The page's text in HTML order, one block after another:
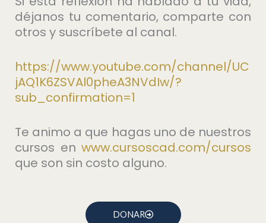
déjanos tu comentario, comparte con
otros y suscríbete al canal.
https://www.youtube.com/channel/UC
jAQ1K6ZSVAl0pheA3NVdIw/?
sub_confirmation=1
Te animo a que hagas uno de nuestros
cursos en ⁠www.cursoscad.com/cursos⁠
que son sin costo alguno.
DONAR